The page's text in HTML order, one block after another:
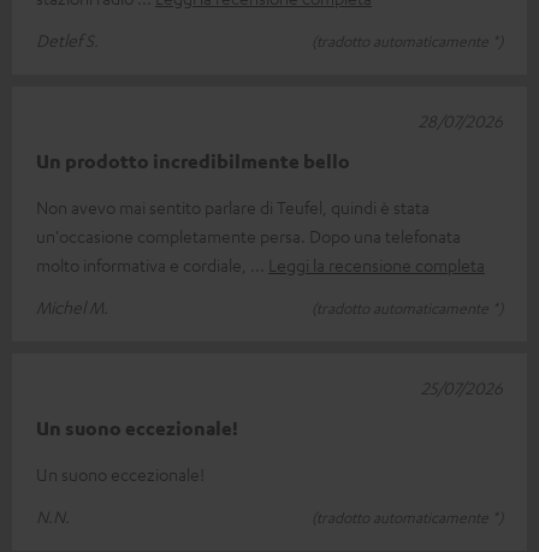
Detlef S.
(tradotto automaticamente *)
Un prodotto incredibilmente bello
Non avevo mai sentito parlare di Teufel, quindi è stata
un'occasione completamente persa. Dopo una telefonata
molto informativa e cordiale,
Leggi la recensione completa
Michel M.
(tradotto automaticamente *)
28/07/2026
Un suono eccezionale!
Un suono eccezionale!
N.N.
(tradotto automaticamente *)
25/07/2026